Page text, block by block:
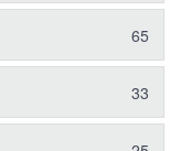
65
33